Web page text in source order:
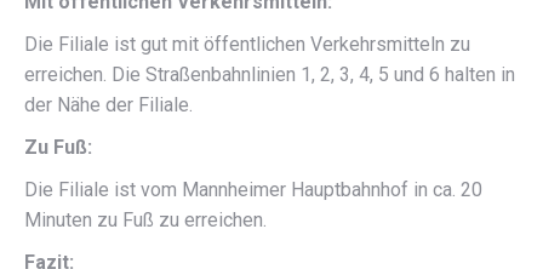
Die Filiale ist gut mit öffentlichen Verkehrsmitteln zu
erreichen. Die Straßenbahnlinien 1, 2, 3, 4, 5 und 6 halten in
der Nähe der Filiale.
Zu Fuß:
Die Filiale ist vom Mannheimer Hauptbahnhof in ca. 20
Minuten zu Fuß zu erreichen.
Fazit: